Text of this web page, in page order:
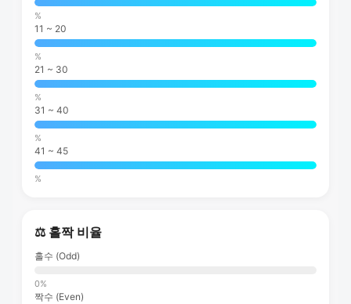
%
11 ~ 20
%
21 ~ 30
%
31 ~ 40
%
41 ~ 45
%
⚖️ 홀짝 비율
홀수 (Odd)
0%
짝수 (Even)